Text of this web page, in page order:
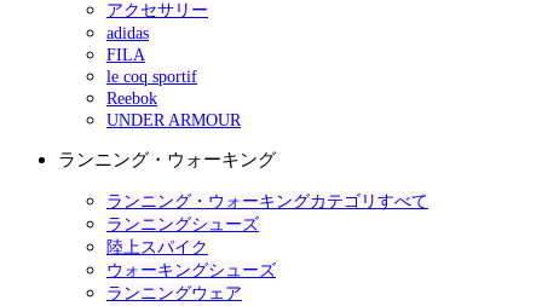
アクセサリー
adidas
FILA
le coq sportif
Reebok
UNDER ARMOUR
ランニング・ウォーキング
ランニング・ウォーキングカテゴリすべて
ランニングシューズ
陸上スパイク
ウォーキングシューズ
ランニングウェア